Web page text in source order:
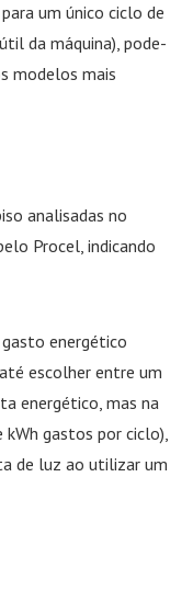
um único ciclo de
da máquina), pode-
modelos mais
analisadas no
Procel, indicando
energético
escolher entre um
energético, mas na
gastos por ciclo),
de luz ao utilizar um